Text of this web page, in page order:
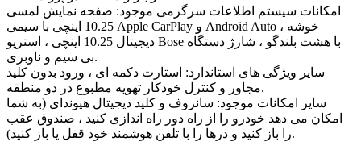
امکانات سیستم اطلاعات سرگرمی موجود: صفحه نمایش لمسی
10.25 اینچی با سیمی Apple CarPlay و Android Auto ، خوشه
دیجیتال 10.25 اینچی ، استریو Bose با هشت بلندگو ، شارژ دستگاه
بی سیم و ناوبری.
سایر ویژگی های استاندارد: استارت دکمه ای ، ورود بدون کلید
مجاور و کنترل خودکار تهویه مطبوع در دو منطقه.
سایر امکانات موجود: سانروف و کلید دیجیتال هیوندای (به شما
امکان می دهد خودرو را از راه دور راه اندازی کنید ، صندوق عقب
را باز کنید و درها را با تلفن هوشمند خود قفل یا باز کنید).